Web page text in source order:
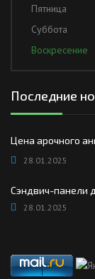
Пятница
Суббота
Воскресение
Последние
Цена арочного
28.01.2025
Сэндвич-панели
28.01.2025